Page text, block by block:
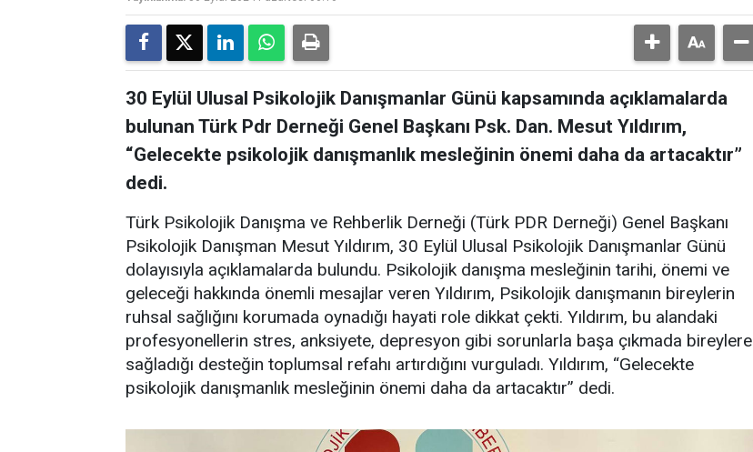
30 Eylül Ulusal Psikolojik Danışmanlar Günü kapsamında açıklamalarda
bulunan Türk Pdr Derneği Genel Başkanı Psk. Dan. Mesut Yıldırım,
“Gelecekte psikolojik danışmanlık mesleğinin önemi daha da artacaktır”
dedi.
Türk Psikolojik Danışma ve Rehberlik Derneği (Türk PDR Derneği) Genel Başkanı
Psikolojik Danışman Mesut Yıldırım, 30 Eylül Ulusal Psikolojik Danışmanlar Günü
dolayısıyla açıklamalarda bulundu. Psikolojik danışma mesleğinin tarihi, önemi ve
geleceği hakkında önemli mesajlar veren Yıldırım, Psikolojik danışmanın bireylerin
ruhsal sağlığını korumada oynadığı hayati role dikkat çekti. Yıldırım, bu alandaki
profesyonellerin stres, anksiyete, depresyon gibi sorunlarla başa çıkmada bireylere
sağladığı desteğin toplumsal refahı artırdığını vurguladı. Yıldırım, “Gelecekte
psikolojik danışmanlık mesleğinin önemi daha da artacaktır” dedi.